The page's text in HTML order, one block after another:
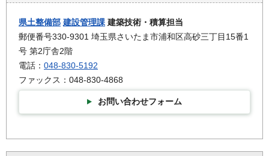
県土整備部 建設管理課 建築技術・積算担当
郵便番号330-9301 埼玉県さいたま市浦和区高砂三丁目15番1
号 第2庁舎2階
電話： 048-830-5192
ファックス：048-830-4868
お問い合わせフォーム